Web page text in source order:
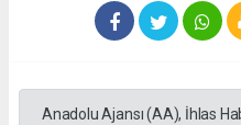
Anadolu Ajansı (AA), İhlas